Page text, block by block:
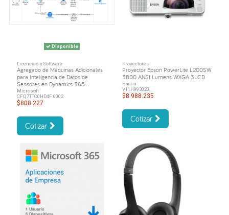
Disponible
Licencias y Software
Agregado de Máquinas Adicionales
para Inteligencia de Datos de
Sensores en Dynamics 365...
Microsoft
CFQ7TTC0HD4F:0002
$808.227
Cotizar
Proyectores
Proyector Epson PowerLite L200SW
3800 ANSI Lumens WXGA 3LCD
Epson
V11H993020.
$8.988.235
Cotizar